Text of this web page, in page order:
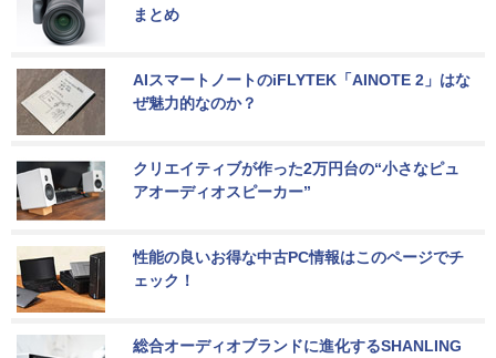
まとめ
AIスマートノートのiFLYTEK「AINOTE 2」はな
ぜ魅力的なのか？
クリエイティブが作った2万円台の“小さなピュ
アオーディオスピーカー”
性能の良いお得な中古PC情報はこのページでチ
ェック！
総合オーディオブランドに進化するSHANLING